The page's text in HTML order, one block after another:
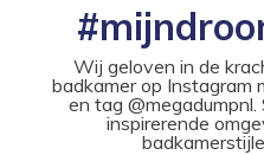
Wij geloven in de
badkamer op Instagram
en tag
inspirerende